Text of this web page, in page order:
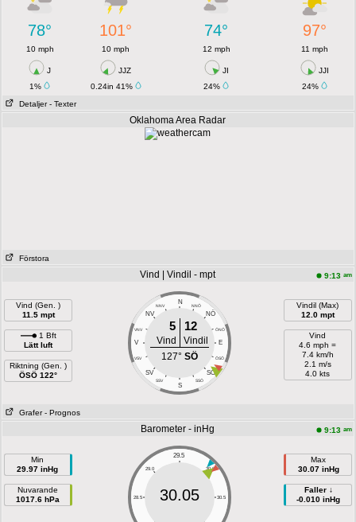
78° 101° 74° 97°
10 mph 10 mph 12 mph 11 mph
J JJZ JI
JJI
1%
0.24in 41% 24%
24%
Detaljer - Texter
Oklahoma Area Radar
Förstora
Vind | Vindil - mpt 9:13 am
Vind (Gen. )
11.5 mpt
1 Bft
Lätt luft
Riktning (Gen. )
ÖSÖ 122°
N
NNV NNÖ
NV NÖ
VNV ÖNÖ
V E
VSV ÖSÖ
SV SÖ
SSV SSÖ
S
5 12
Vind
Vindil
127° SÖ
Vindil (Max)
12.0 mpt
Vind
4.6 mph =
7.4 km/h
2.1 m/s
4.0 kts
Grafer - Prognos
Barometer - inHg 9:13 am
Min
29.97 inHg
Nuvarande
1017.6 hPa
29.5
29.0 30.0
28.5 30.5
30.05
Max
30.07 inHg
Faller ↓
-0.010 inHg